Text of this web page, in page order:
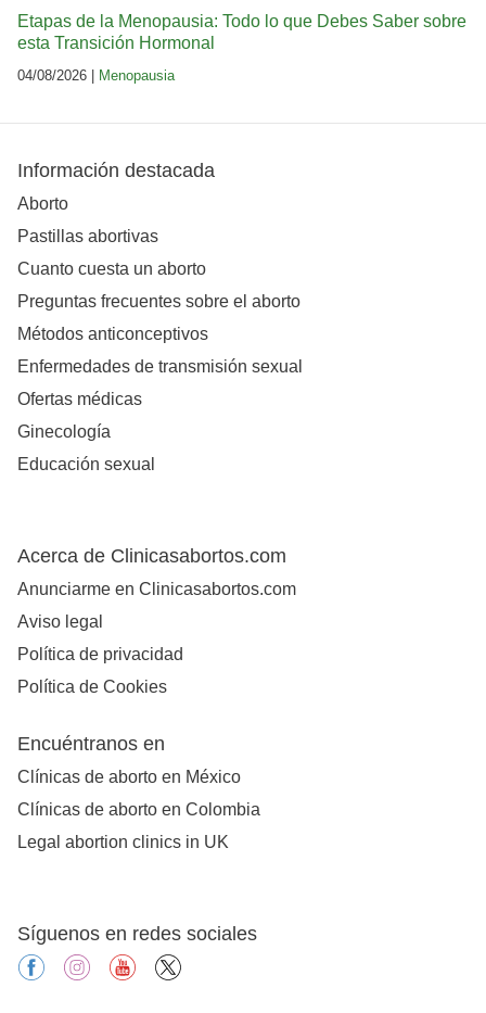
Etapas de la Menopausia: Todo lo que Debes Saber sobre
esta Transición Hormonal
04/08/2026 | Menopausia
Información destacada
Aborto
Pastillas abortivas
Cuanto cuesta un aborto
Preguntas frecuentes sobre el aborto
Métodos anticonceptivos
Enfermedades de transmisión sexual
Ofertas médicas
Ginecología
Educación sexual
Acerca de Clinicasabortos.com
Anunciarme en Clinicasabortos.com
Aviso legal
Política de privacidad
Política de Cookies
Encuéntranos en
Clínicas de aborto en México
Clínicas de aborto en Colombia
Legal abortion clinics in UK
Síguenos en redes sociales
facebookinstagramyoutube